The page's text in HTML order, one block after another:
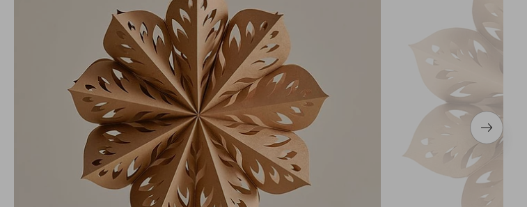
Næste
produkt